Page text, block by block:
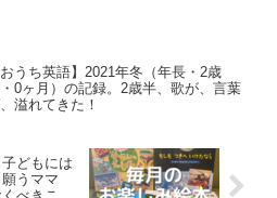
おうち英語】2021年冬（年長・2歳
0ヶ月）の記録。2歳半、歌が、言葉
溢れてきた！
どもには
うママ